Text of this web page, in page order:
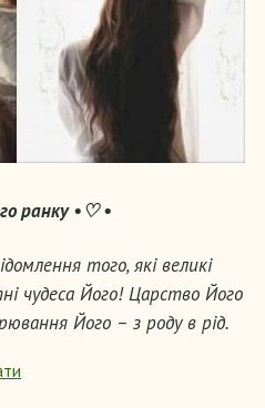
ранку •♡ •
того, які великі
чудеса Його! Царство Його
Його – з роду в рід.